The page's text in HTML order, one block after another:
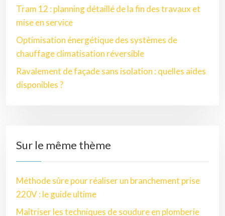
Tram 12 : planning détaillé de la fin des travaux et
mise en service
Optimisation énergétique des systèmes de
chauffage climatisation réversible
Ravalement de façade sans isolation : quelles aides
disponibles ?
Sur le même thème
Méthode sûre pour réaliser un branchement prise
220V : le guide ultime
Maîtriser les techniques de soudure en plomberie